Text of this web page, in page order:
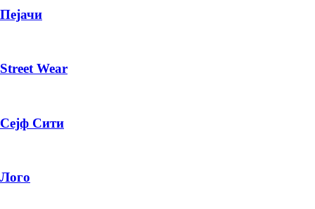
ПЛАТИ ПРИ ДОСТАВА ВО КЕШ
Пејачи
Street Wear
Сејф Сити
Лого